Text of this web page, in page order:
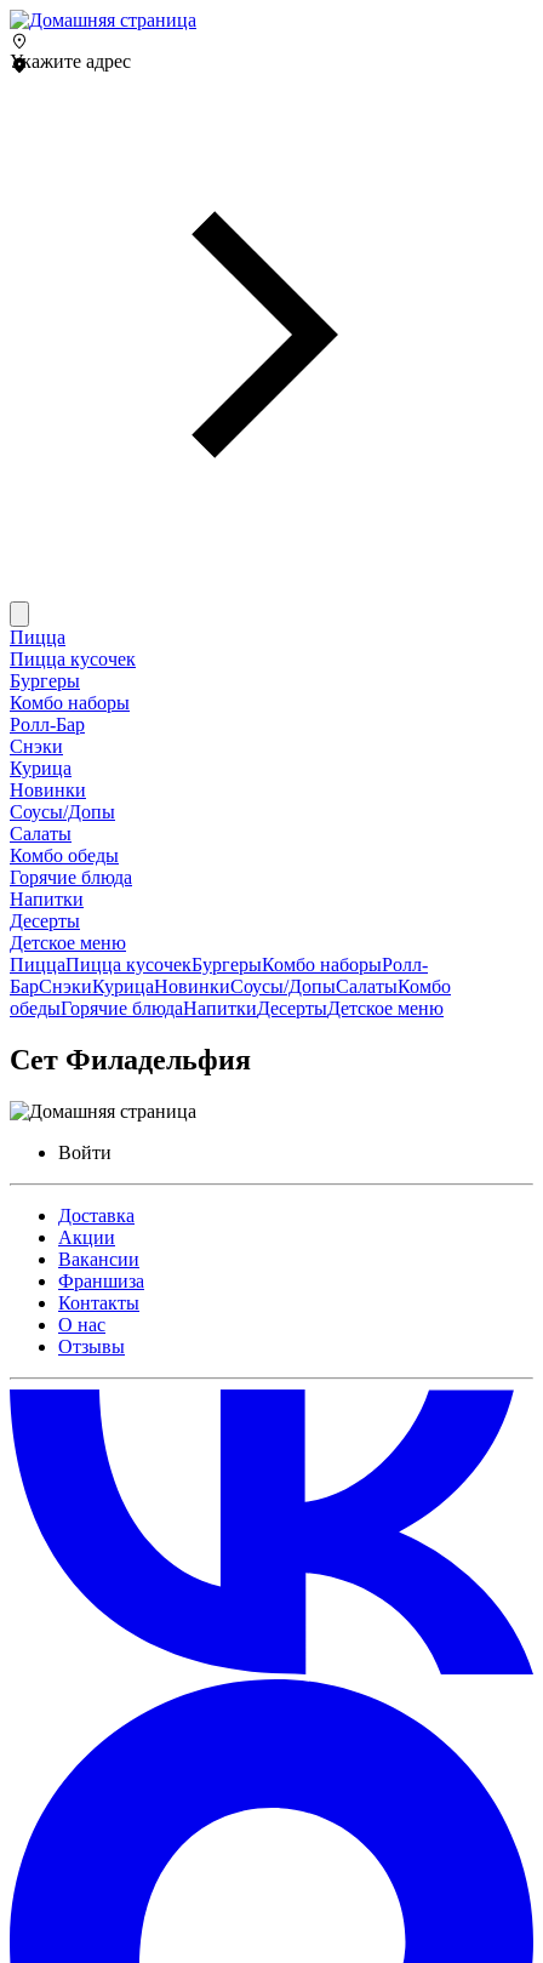
Укажите адрес
Пицца
Пицца кусочек
Бургеры
Комбо наборы
Ролл-Бар
Снэки
Курица
Новинки
Соусы/Допы
Салаты
Комбо обеды
Горячие блюда
Напитки
Десерты
Детское меню
ПиццаПицца кусочекБургерыКомбо наборыРолл-
БарСнэкиКурицаНовинкиСоусы/ДопыСалатыКомбо
обедыГорячие блюдаНапиткиДесертыДетское меню
Сет Филадельфия
Войти
Доставка
Акции
Вакансии
Франшиза
Контакты
О нас
Отзывы